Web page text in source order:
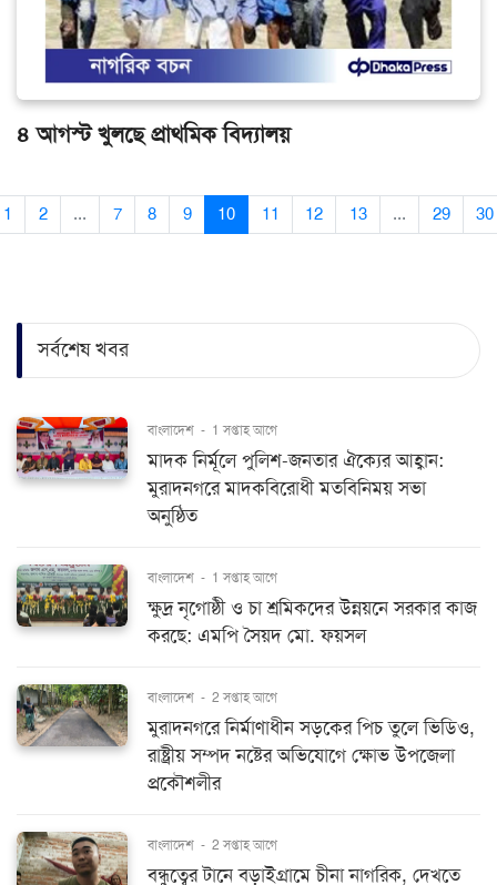
৪ আগস্ট খুলছে প্রাথমিক বিদ্যালয়
1 2 ... 7 8 9 10 11 12 13 ... 29 30
সর্বশেষ খবর
বাংলাদেশ - 1 সপ্তাহ আগে
মাদক নির্মূলে পুলিশ-জনতার ঐক্যের আহ্বান:
মুরাদনগরে মাদকবিরোধী মতবিনিময় সভা
অনুষ্ঠিত
বাংলাদেশ - 1 সপ্তাহ আগে
ক্ষুদ্র নৃগোষ্ঠী ও চা শ্রমিকদের উন্নয়নে সরকার কাজ
করছে: এমপি সৈয়দ মো. ফয়সল
বাংলাদেশ - 2 সপ্তাহ আগে
মুরাদনগরে নির্মাণাধীন সড়কের পিচ তুলে ভিডিও,
রাষ্ট্রীয় সম্পদ নষ্টের অভিযোগে ক্ষোভ উপজেলা
প্রকৌশলীর
বাংলাদেশ - 2 সপ্তাহ আগে
বন্ধুত্বের টানে বড়াইগ্রামে চীনা নাগরিক, দেখতে